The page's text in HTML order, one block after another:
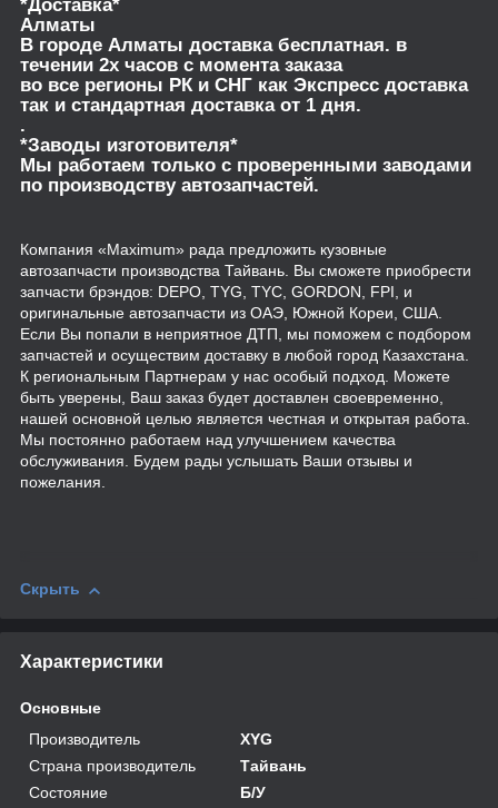
*Доставка*
Алматы
В городе Алматы доставка бесплатная. в
течении 2х часов с момента заказа
во все регионы РК и СНГ как Экспресс доставка
так и стандартная доставка от 1 дня.
.
*Заводы изготовителя*
Мы работаем только с проверенными заводами
по производству автозапчастей.
Компания «Maximum» рада предложить кузовные
автозапчасти производства Тайвань. Вы сможете приобрести
запчасти брэндов: DEPO, TYG, TYC, GORDON, FPI, и
оригинальные автозапчасти из ОАЭ, Южной Кореи, США.
Если Вы попали в неприятное ДТП, мы поможем с подбором
запчастей и осуществим доставку в любой город Казахстана.
К региональным Партнерам у нас особый подход. Можете
быть уверены, Ваш заказ будет доставлен своевременно,
нашей основной целью является честная и открытая работа.
Мы постоянно работаем над улучшением качества
обслуживания. Будем рады услышать Ваши отзывы и
пожелания.
Скрыть
Характеристики
Основные
Производитель
XYG
Страна производитель
Тайвань
Состояние
Б/У